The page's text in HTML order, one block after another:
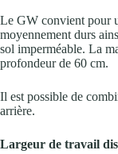
Le GW convient pour
moyennement durs
sol imperméable. La
profondeur de 60 cm.
Il est possible de
arrière.
Largeur de travail